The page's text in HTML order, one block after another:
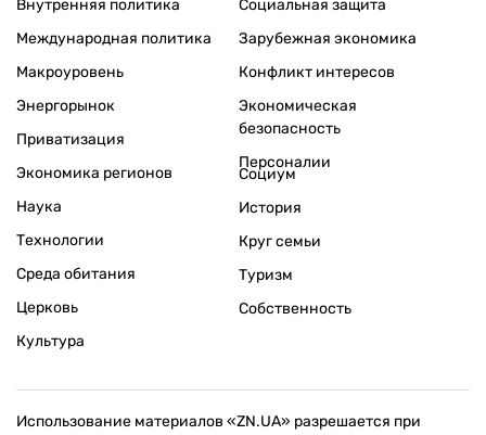
Внутренняя политика
Международная политика
Макроуровень
Энергорынок
Приватизация
Экономика регионов
Социальная защита
Зарубежная экономика
Конфликт интересов
Экономическая
безопасность
Персоналии
Наука
Технологии
Среда обитания
Церковь
Культура
Социум
История
Круг семьи
Туризм
Собственность
Использование материалов «ZN.UA» разрешается при